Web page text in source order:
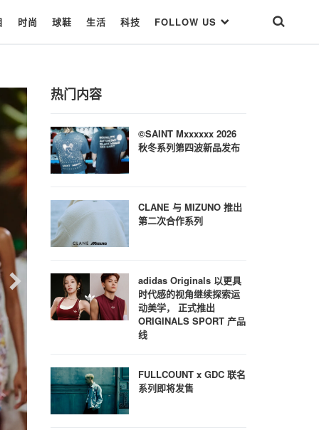
时尚 球鞋 生活 科技 FOLLOW US
热门内容
©SAINT Mxxxxxx 2026
秋冬系列第四波新品发布
CLANE 与 MIZUNO 推出
第二次合作系列
adidas Originals 以更具
时代感的视角继续探索运
动美学， 正式推出
ORIGINALS SPORT 产品
线
FULLCOUNT x GDC 联名
系列即将发售